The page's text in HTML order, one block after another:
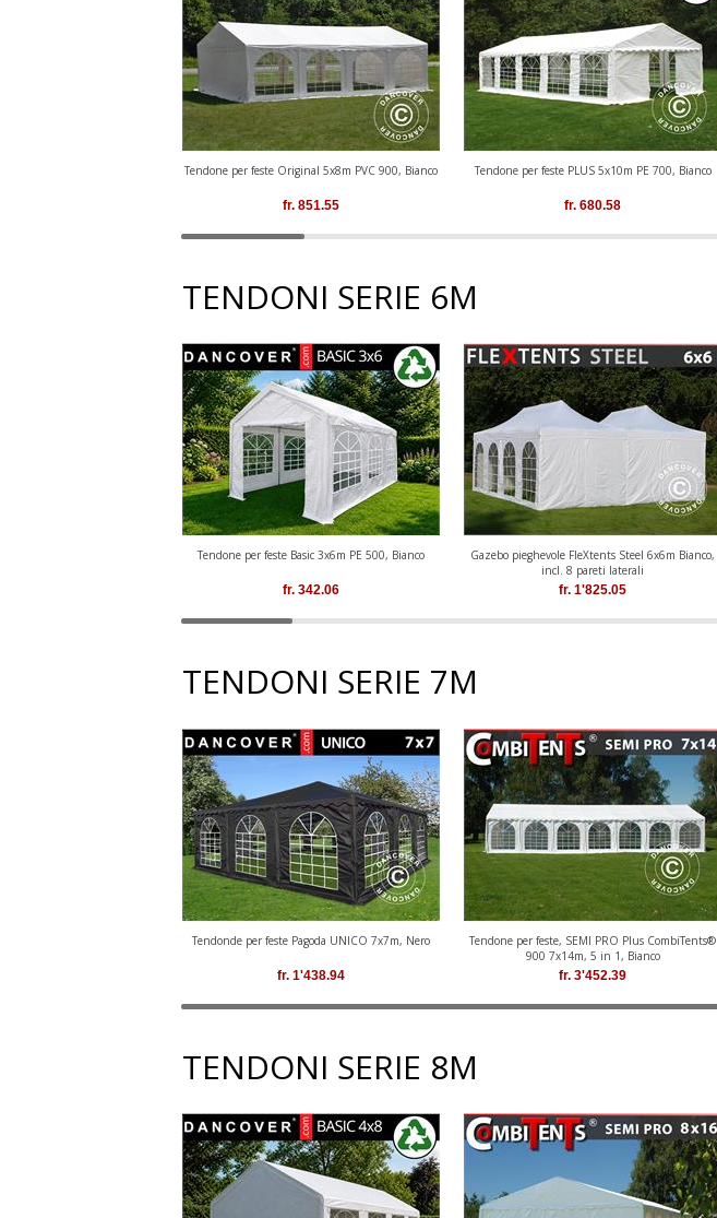
Tendone per feste Original 5x8m PVC 900, Bianco
fr. 851.55
Tendone per feste PLUS 5x10m PE 700, Bianco
fr. 680.58
TENDONI SERIE 6M
Tendone per feste Basic 3x6m PE 500, Bianco
fr. 342.06
Gazebo pieghevole FleXtents Steel 6x6m Bianco,
incl. 8 pareti laterali
fr. 1'825.05
TENDONI SERIE 7M
Tendonde per feste Pagoda UNICO 7x7m, Nero
fr. 1'438.94
Tendone per feste, SEMI PRO Plus CombiTents®
900 7x14m, 5 in 1, Bianco
fr. 3'452.39
TENDONI SERIE 8M